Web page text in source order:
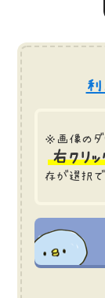
※画像のダ
右クリッ
存が選択で